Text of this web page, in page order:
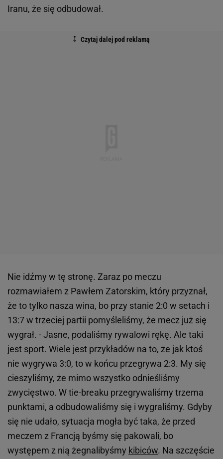
Iranu, że się odbudował.
Nie idźmy w tę stronę. Zaraz po meczu
rozmawiałem z Pawłem Zatorskim, który przyznał,
że to tylko nasza wina, bo przy stanie 2:0 w setach i
13:7 w trzeciej partii pomyśleliśmy, że mecz już się
wygrał. - Jasne, podaliśmy rywalowi rękę. Ale taki
jest sport. Wiele jest przykładów na to, że jak ktoś
nie wygrywa 3:0, to w końcu przegrywa 2:3. My się
cieszyliśmy, że mimo wszystko odnieśliśmy
zwycięstwo. W tie-breaku przegrywaliśmy trzema
punktami, a odbudowaliśmy się i wygraliśmy. Gdyby
się nie udało, sytuacja mogła być taka, że przed
meczem z Francją byśmy się pakowali, bo
występem z nią żegnalibyśmy kibiców. Na szczęście